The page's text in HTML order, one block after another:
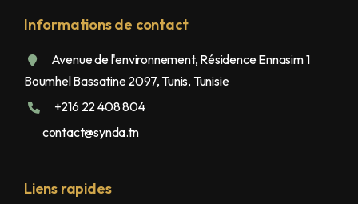
Informations de contact
Avenue de l'environnement, Résidence Ennasim 1
Boumhel Bassatine 2097, Tunis, Tunisie
+216 22 408 804
contact@synda.tn
Liens rapides